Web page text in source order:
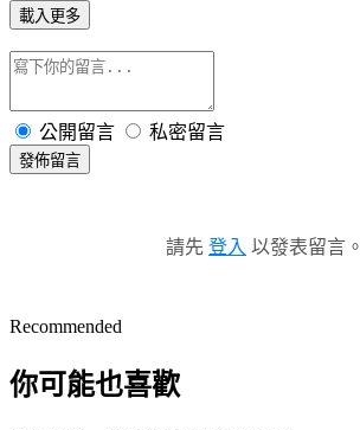
載入更多
公開留言 私密留言
發佈留言
請先 登入 以發表留言。
Recommended
你可能也喜歡